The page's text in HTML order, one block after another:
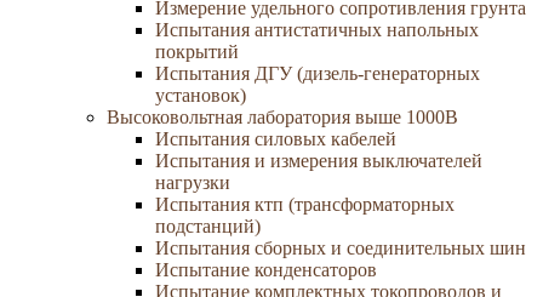
Измерение удельного сопротивления грунта
Испытания антистатичных напольных
покрытий
Испытания ДГУ (дизель-генераторных
установок)
Высоковольтная лаборатория выше 1000В
Испытания силовых кабелей
Испытания и измерения выключателей
нагрузки
Испытания ктп (трансформаторных
подстанций)
Испытания сборных и соединительных шин
Испытание конденсаторов
Испытание комплектных токопроводов и